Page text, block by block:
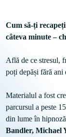
Cum să-ți
câteva minute –
Află de ce stresul,
poți depăși fără ani
Materialul a fost
parcursul a peste
din lume în
Bandler, Michael